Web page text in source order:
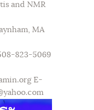
and NMR
MA
823-5069
E-